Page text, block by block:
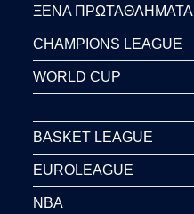
ΞΕΝΑ ΠΡΩΤΑΘΛΗΜΑΤΑ
CHAMPIONS LEAGUE
WORLD CUP
BASKET LEAGUE
EUROLEAGUE
NBA